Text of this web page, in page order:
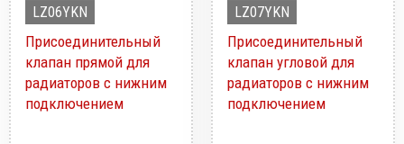
LZ06YKN
Присоединительный
клапан прямой для
радиаторов с нижним
подключением
LZ07YKN
Присоединительный
клапан угловой для
радиаторов с нижним
подключением